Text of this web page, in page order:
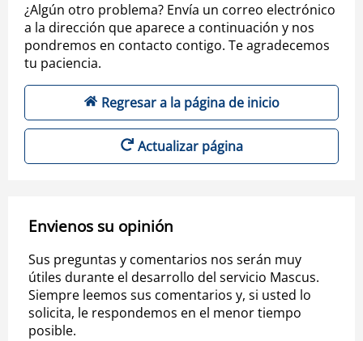
¿Algún otro problema? Envía un correo electrónico
a la dirección que aparece a continuación y nos
pondremos en contacto contigo. Te agradecemos
tu paciencia.
Regresar a la página de inicio
Actualizar página
Envienos su opinión
Sus preguntas y comentarios nos serán muy
útiles durante el desarrollo del servicio Mascus.
Siempre leemos sus comentarios y, si usted lo
solicita, le respondemos en el menor tiempo
posible.